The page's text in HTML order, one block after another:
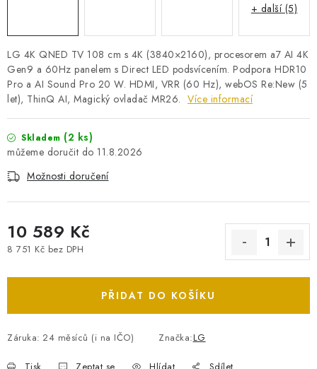
LG 4K QNED TV 108 cm s 4K (3840×2160), procesorem a7 AI 4K
Gen9 a 60Hz panelem s Direct LED podsvícením. Podpora HDR10
Pro a AI Sound Pro 20 W. HDMI, VRR (60 Hz), webOS Re:New (5
let), ThinQ AI, Magický ovladač MR26. Více informací
Skladem (2 ks)
11.8.2026
Možnosti doručení
10 589 Kč
8 751 Kč bez DPH
PŘIDAT DO KOŠÍKU
Záruka: 24 měsíců (i na IČO) Značka:LG
+ další (5)